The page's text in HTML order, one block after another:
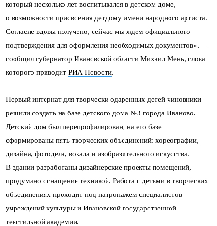
который несколько лет воспитывался в детском доме,
о возможности присвоения детдому имени народного артиста.
Согласие вдовы получено, сейчас мы ждем официального
подтверждения для оформления необходимых документов», —
сообщил губернатор Ивановской области Михаил Мень, слова
которого приводит РИА Новости.
Первый интернат для творчески одаренных детей чиновники
решили создать на базе детского дома №3 города Иваново.
Детский дом был перепрофилирован, на его базе
сформированы пять творческих объединений: хореографии,
дизайна, фотодела, вокала и изобразительного искусства.
В здании разработаны дизайнерские проекты помещений,
продумано оснащение техникой. Работа с детьми в творческих
объединениях проходит под патронажем специалистов
учреждений культуры и Ивановской государственной
текстильной академии.